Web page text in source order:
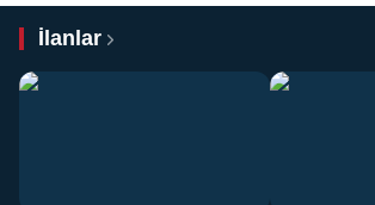
İlanlar